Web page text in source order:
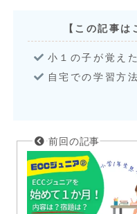
【この記事は
小１の子が覚え
自宅での学習方